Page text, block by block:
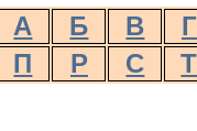
А Б В Г
П
Р С Т